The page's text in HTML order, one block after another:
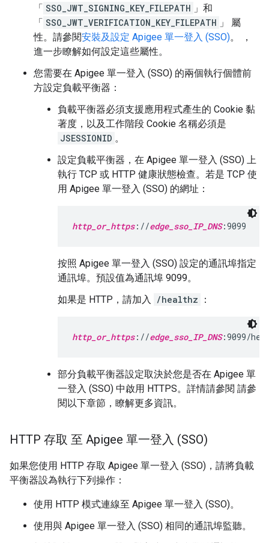
「 SSO_JWT_SIGNING_KEY_FILEPATH 」和
「 SSO_JWT_VERIFICATION_KEY_FILEPATH 」 屬
性。請參閱安裝及設定 Apigee 單一登入 (SSO)。 ，
進一步瞭解如何設定這些屬性。
您需要在 Apigee 單一登入 (SSO) 的兩個執行個體前
方設定負載平衡器：
負載平衡器必須支援應用程式產生的 Cookie 黏
著度，以及工作階段 Cookie 名稱必須是
JSESSIONID 。
設定負載平衡器，在 Apigee 單一登入 (SSO) 上
執行 TCP 或 HTTP 健康狀態檢查。若是 TCP 使
用 Apigee 單一登入 (SSO) 的網址：
http_or_https://edge_sso_IP_DNS:9099
按照 Apigee 單一登入 (SSO) 設定的通訊埠指定
通訊埠。預設值為通訊埠 9099。
如果是 HTTP，請加入
/healthz ：
http_or_https://edge_sso_IP_DNS:9099/
部分負載平衡器設定取決於您是否在 Apigee 單
一登入 (SSO) 中啟用 HTTPS。詳情請參閱 請參
閱以下章節，瞭解更多資訊。
HTTP 存取 至 Apigee 單一登入 (SSO)
如果您使用 HTTP 存取 Apigee 單一登入 (SSO)，請將負載
平衡器設為執行下列操作：
使用 HTTP 模式連線至 Apigee 單一登入 (SSO)。
使用與 Apigee 單一登入 (SSO) 相同的通訊埠監聽。